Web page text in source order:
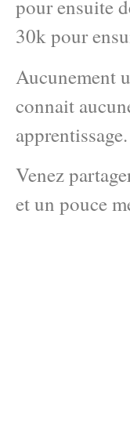
pour ensuite
30k pour
Aucunement
connait
apprentissage.
Venez
et un pouce